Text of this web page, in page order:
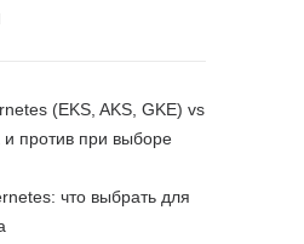
(EKS, AKS, GKE) vs
против при выборе
что выбрать для